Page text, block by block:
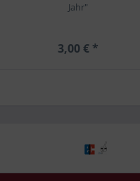
Jahr"
3,00 € *